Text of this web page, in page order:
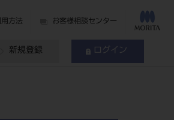
用方法 お客様相談センター
新規登録 ログイン